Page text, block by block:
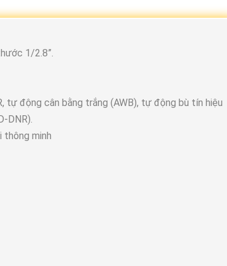
1/2.8”.
tự động cân bằng trắng (AWB), tự động bù tín hiệu
DNR).
thông minh